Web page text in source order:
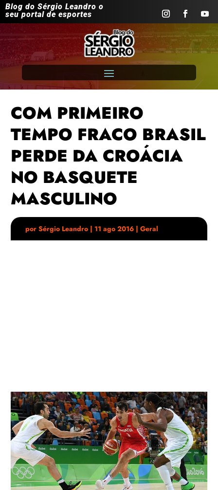
Blog do Sérgio Leandro o
seu portal de esportes
COM PRIMEIRO
TEMPO FRACO BRASIL
PERDE DA CROÁCIA
NO BASQUETE
MASCULINO
porSérgio Leandro | 11 ago 2016 |Geral